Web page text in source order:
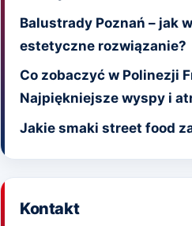
Balustrady Poznań – jak
estetyczne rozwiązanie?
Co zobaczyć w Polinezji
Najpiękniejsze wyspy i
Jakie smaki street food
Kontakt